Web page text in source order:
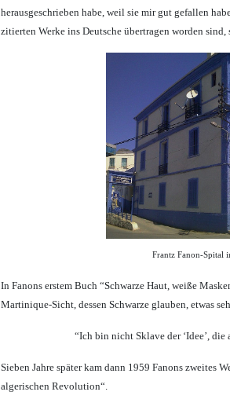
herausgeschrieben habe, weil sie mir gut gefallen
zitierten Werke ins Deutsche übertragen worden
Frantz Fanon-Spital
In Fanons erstem Buch “Schwarze Haut, weiße
Martinique-Sicht, dessen Schwarze glauben, etwas
“Ich bin nicht Sklave der ‘Idee’, die
Sieben Jahre später kam dann 1959 Fanons zweites
algerischen Revolution“.